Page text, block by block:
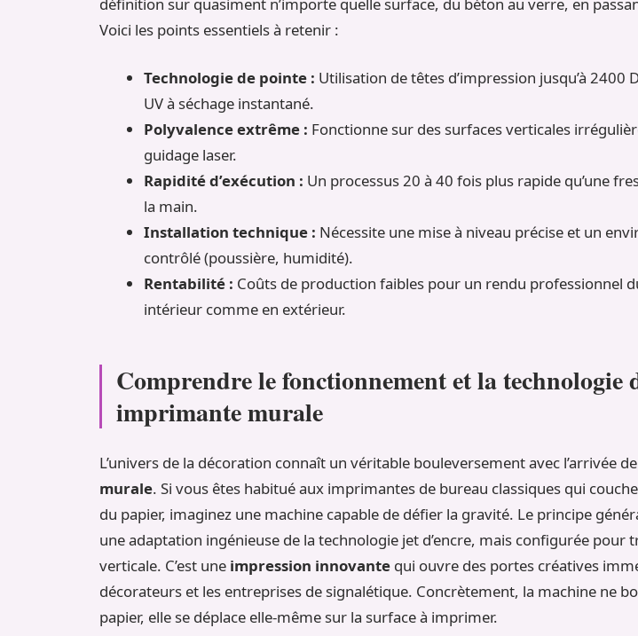
Voici les points essentiels à retenir :
Technologie de pointe : Utilisation de têtes d’impression jusqu’à 2400
UV à séchage instantané.
Polyvalence extrême : Fonctionne sur des surfaces verticales
guidage laser.
Rapidité d’exécution : Un processus 20 à 40 fois plus rapide qu’une
la main.
Installation technique : Nécessite une mise à niveau précise et un
contrôlé (poussière, humidité).
Rentabilité : Coûts de production faibles pour un rendu professionnel
intérieur comme en extérieur.
Comprendre le fonctionnement et la technologie
imprimante murale
L’univers de la décoration connaît un véritable bouleversement avec l’arrivée de
murale. Si vous êtes habitué aux imprimantes de bureau classiques qui
du papier, imaginez une machine capable de défier la gravité. Le principe
une adaptation ingénieuse de la technologie jet d’encre, mais configurée pour
verticale. C’est une impression innovante qui ouvre des portes créatives
décorateurs et les entreprises de signalétique. Concrètement, la machine ne
papier, elle se déplace elle-même sur la surface à imprimer.